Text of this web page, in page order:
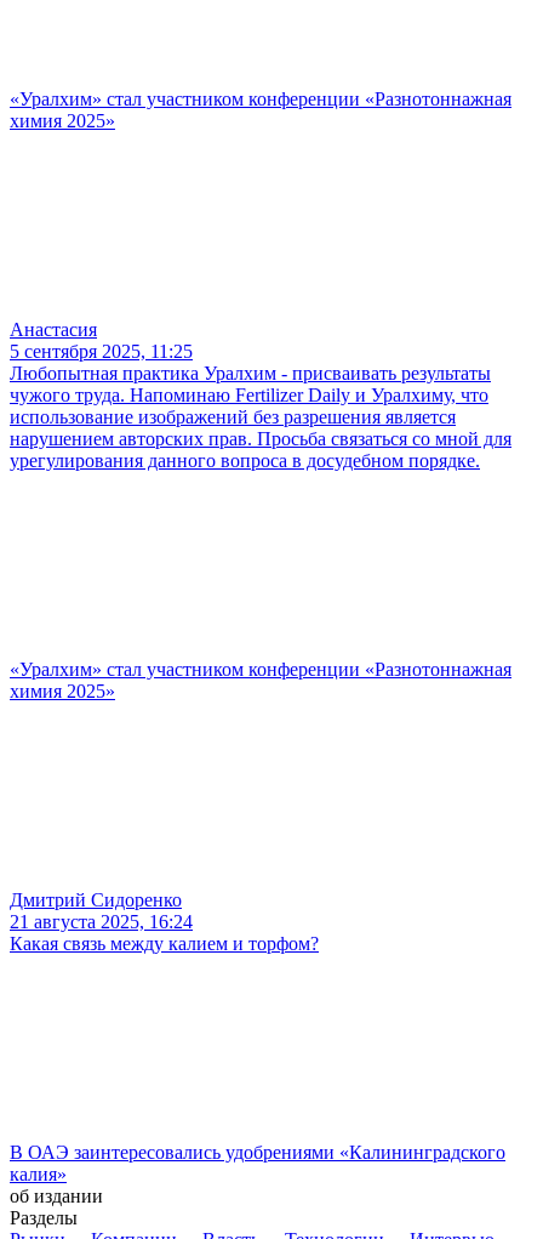
«Уралхим» стал участником конференции «Разнотоннажная
химия 2025»
Анастасия
5 сентября 2025, 11:25
Любопытная практика Уралхим - присваивать результаты
чужого труда. Напоминаю Fertilizer Daily и Уралхиму, что
использование изображений без разрешения является
нарушением авторских прав. Просьба связаться со мной для
урегулирования данного вопроса в досудебном порядке.
«Уралхим» стал участником конференции «Разнотоннажная
химия 2025»
Дмитрий Сидоренко
21 августа 2025, 16:24
Какая связь между калием и торфом?
В ОАЭ заинтересовались удобрениями «Калининградского
калия»
об издании
Разделы